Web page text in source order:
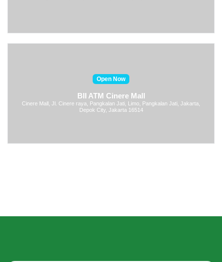
Open Now
BII ATM Cinere Mall
Cinere Mall, Jl. Cinere raya, Pangkalan Jati, Limo, Pangkalan Jati, Jakarta,
Depok City, Jakarta 16514